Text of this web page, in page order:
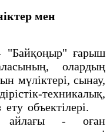
мен
ғарыш
олардың
мүліктері, сынау,
техникалық,
ету объектілері.
айлағы - оған